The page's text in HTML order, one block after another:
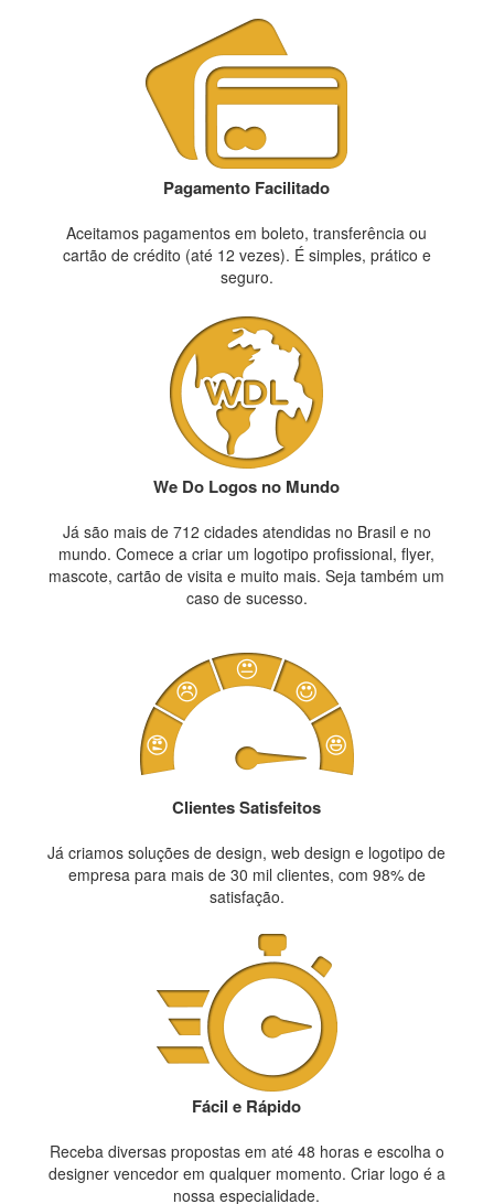
Pagamento Facilitado
Aceitamos pagamentos em boleto, transferência ou
cartão de crédito (até 12 vezes). É simples, prático e
seguro.
We Do Logos no Mundo
Já são mais de 712 cidades atendidas no Brasil e no
mundo. Comece a criar um logotipo profissional, flyer,
mascote, cartão de visita e muito mais. Seja também um
caso de sucesso.
Clientes Satisfeitos
Já criamos soluções de design, web design e logotipo de
empresa para mais de 30 mil clientes, com 98% de
satisfação.
Fácil e Rápido
Receba diversas propostas em até 48 horas e escolha o
designer vencedor em qualquer momento. Criar logo é a
nossa especialidade.